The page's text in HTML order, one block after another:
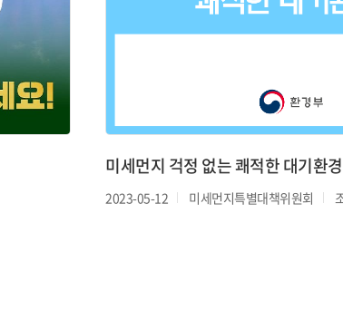
미세먼지 걱정 없는 쾌적한 대기환경
2023-05-12 미세먼지특별대책위원회